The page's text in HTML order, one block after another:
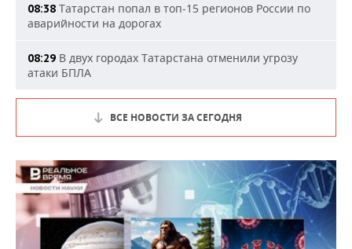
08:38 Татарстан попал в топ-15 регионов России по
аварийности на дорогах
08:29 В двух городах Татарстана отменили угрозу
атаки БПЛА
ВСЕ НОВОСТИ ЗА СЕГОДНЯ